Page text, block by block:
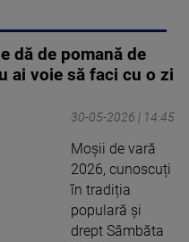
dă de pomană de
ai voie să faci cu o zi
30-05-2026 | 14:45
Moșii de vară
2026, cunoscuți
în tradiția
populară și
drept Sâmbăta